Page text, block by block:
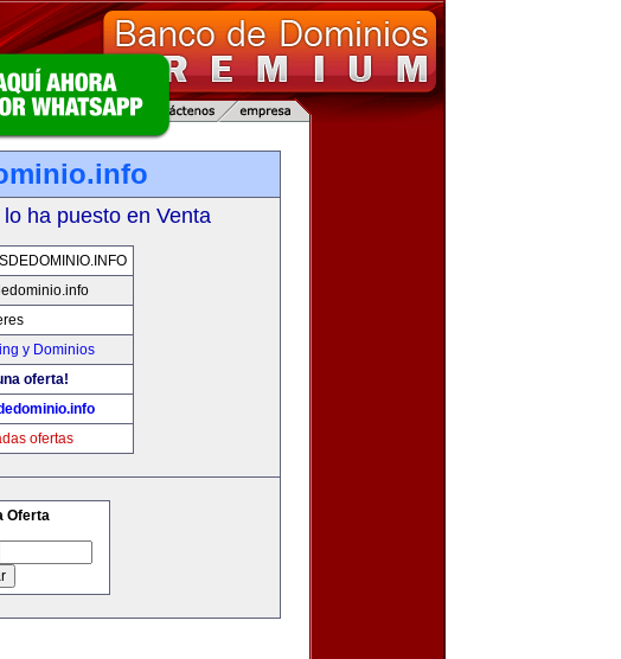
ha puesto en Venta
y Dominios
oferta!
ofertas
Oferta